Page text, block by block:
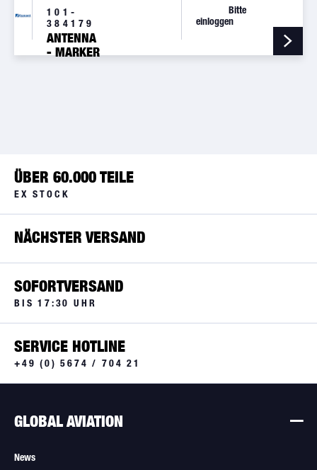
101-
384179
ANTENNA
- MARKER
Bitte
einloggen
ÜBER 60.000 TEILE
EX STOCK
NÄCHSTER VERSAND
SOFORTVERSAND
BIS 17:30 UHR
SERVICE HOTLINE
+49 (0) 5674 / 704 21
GLOBAL AVIATION
News